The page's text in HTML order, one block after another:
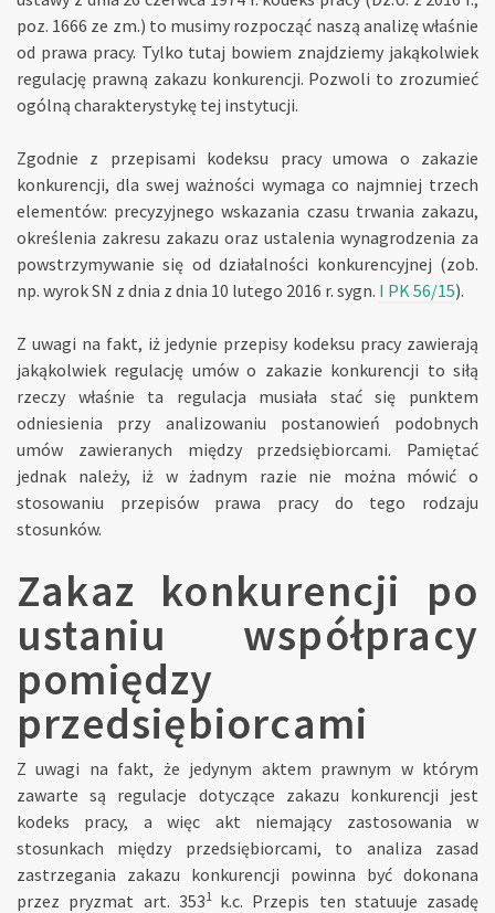
poz. 1666 ze zm.) to musimy rozpocząć naszą analizę właśnie
od prawa pracy. Tylko tutaj bowiem znajdziemy jakąkolwiek
regulację prawną zakazu konkurencji. Pozwoli to zrozumieć
ogólną charakterystykę tej instytucji.
Zgodnie z przepisami kodeksu pracy umowa o zakazie
konkurencji, dla swej ważności wymaga co najmniej trzech
elementów: precyzyjnego wskazania czasu trwania zakazu,
określenia zakresu zakazu oraz ustalenia wynagrodzenia za
powstrzymywanie się od działalności konkurencyjnej (zob.
np. wyrok SN z dnia z dnia 10 lutego 2016 r. sygn. I PK 56/15).
Z uwagi na fakt, iż jedynie przepisy kodeksu pracy zawierają
jakąkolwiek regulację umów o zakazie konkurencji to siłą
rzeczy właśnie ta regulacja musiała stać się punktem
odniesienia przy analizowaniu postanowień podobnych
umów zawieranych między przedsiębiorcami. Pamiętać
jednak należy, iż w żadnym razie nie można mówić o
stosowaniu przepisów prawa pracy do tego rodzaju
stosunków.
Zakaz konkurencji po
ustaniu współpracy
pomiędzy
przedsiębiorcami
Z uwagi na fakt, że jedynym aktem prawnym w którym
zawarte są regulacje dotyczące zakazu konkurencji jest
kodeks pracy, a więc akt niemający zastosowania w
stosunkach między przedsiębiorcami, to analiza zasad
zastrzegania zakazu konkurencji powinna być dokonana
przez pryzmat art. 3531 k.c. Przepis ten statuuje zasadę